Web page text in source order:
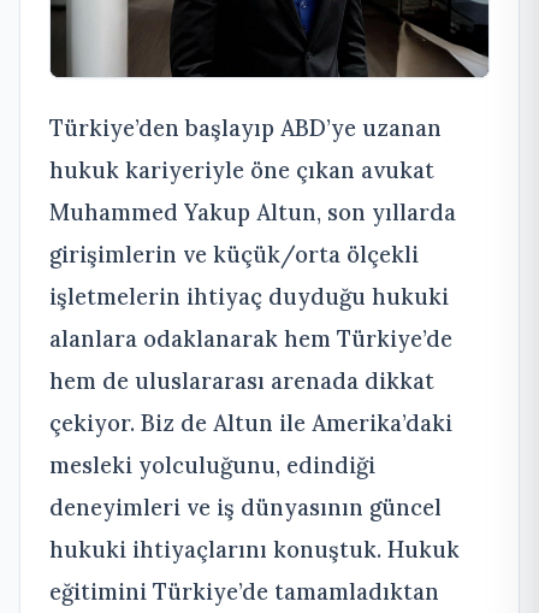
Türkiye’den başlayıp ABD’ye uzanan
hukuk kariyeriyle öne çıkan avukat
Muhammed Yakup Altun, son yıllarda
girişimlerin ve küçük/orta ölçekli
işletmelerin ihtiyaç duyduğu hukuki
alanlara odaklanarak hem Türkiye’de
hem de uluslararası arenada dikkat
çekiyor. Biz de Altun ile Amerika’daki
mesleki yolculuğunu, edindiği
deneyimleri ve iş dünyasının güncel
hukuki ihtiyaçlarını konuştuk. Hukuk
eğitimini Türkiye’de tamamladıktan